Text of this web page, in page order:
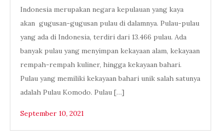
Indonesia merupakan negara kepulauan yang kaya
akan gugusan-gugusan pulau di dalamnya. Pulau-pulau
yang ada di Indonesia, terdiri dari 13.466 pulau. Ada
banyak pulau yang menyimpan kekayaan alam, kekayaan
rempah-rempah kuliner, hingga kekayaan bahari.
Pulau yang memiliki kekayaan bahari unik salah satunya
adalah Pulau Komodo. Pulau […]
September 10, 2021